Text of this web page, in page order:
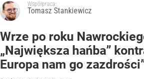
Współpraca:
Tomasz Stankiewicz
Wrze po roku
„Największa hańba”
Europa nam go